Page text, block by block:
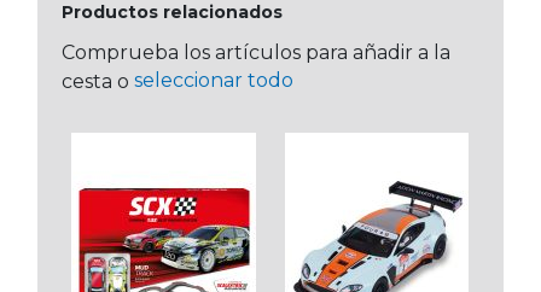
Productos relacionados
Comprueba los artículos para añadir a la
cesta o seleccionar todo